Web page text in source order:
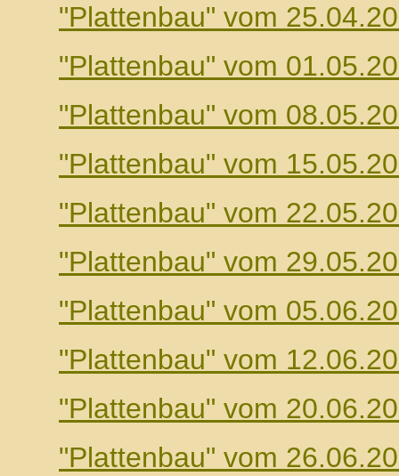
"Plattenbau" vom
"Plattenbau" vom
"Plattenbau" vom
"Plattenbau" vom
"Plattenbau" vom
"Plattenbau" vom
"Plattenbau" vom
"Plattenbau" vom
"Plattenbau" vom
"Plattenbau" vom